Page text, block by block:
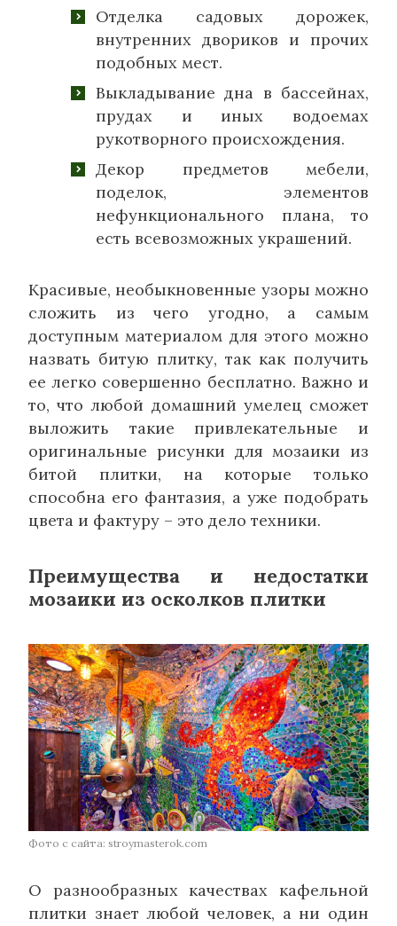
Отделка садовых дорожек,
внутренних двориков и прочих
подобных мест.
Выкладывание дна в бассейнах,
прудах и иных водоемах
рукотворного происхождения.
Декор предметов мебели,
поделок, элементов
нефункционального плана, то
есть всевозможных украшений.
Красивые, необыкновенные узоры можно
сложить из чего угодно, а самым
доступным материалом для этого можно
назвать битую плитку, так как получить
ее легко совершенно бесплатно. Важно и
то, что любой домашний умелец сможет
выложить такие привлекательные и
оригинальные рисунки для мозаики из
битой плитки, на которые только
способна его фантазия, а уже подобрать
цвета и фактуру – это дело техники.
Преимущества и недостатки
мозаики из осколков плитки
Фото с сайта: stroymasterok.com
О разнообразных качествах кафельной
плитки знает любой человек, а ни один